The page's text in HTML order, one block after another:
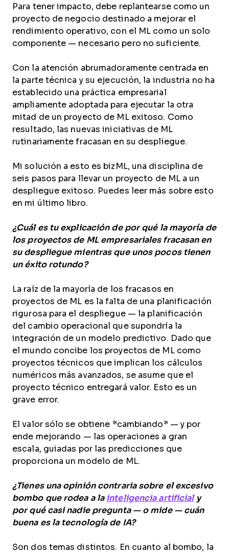
Para tener impacto, debe replantearse como un
proyecto de negocio destinado a mejorar el
rendimiento operativo, con el ML como un solo
componente — necesario pero no suficiente.
Con la atención abrumadoramente centrada en
la parte técnica y su ejecución, la industria no ha
establecido una práctica empresarial
ampliamente adoptada para ejecutar la otra
mitad de un proyecto de ML exitoso. Como
resultado, las nuevas iniciativas de ML
rutinariamente fracasan en su despliegue.
Mi solución a esto es bizML, una disciplina de
seis pasos para llevar un proyecto de ML a un
despliegue exitoso. Puedes leer más sobre esto
en mi último libro.
¿Cuál es tu explicación de por qué la mayoría de
los proyectos de ML empresariales fracasan en
su despliegue mientras que unos pocos tienen
un éxito rotundo?
La raíz de la mayoría de los fracasos en
proyectos de ML es la falta de una planificación
rigurosa para el despliegue — la planificación
del cambio operacional que supondría la
integración de un modelo predictivo. Dado que
el mundo concibe los proyectos de ML como
proyectos técnicos que implican los cálculos
numéricos más avanzados, se asume que el
proyecto técnico entregará valor. Esto es un
grave error.
El valor sólo se obtiene *cambiando* — y por
ende mejorando — las operaciones a gran
escala, guiadas por las predicciones que
proporciona un modelo de ML.
¿Tienes una opinión contraria sobre el excesivo
bombo que rodea a la inteligencia artificialy
por qué casi nadie pregunta — o mide — cuán
buena es la tecnología de IA?
Son dos temas distintos. En cuanto al bombo, la